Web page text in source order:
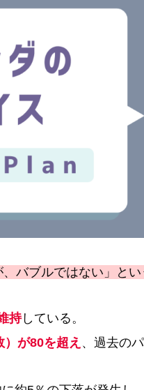
、バブルではない」とい
持している。
が80を超え 、過去の